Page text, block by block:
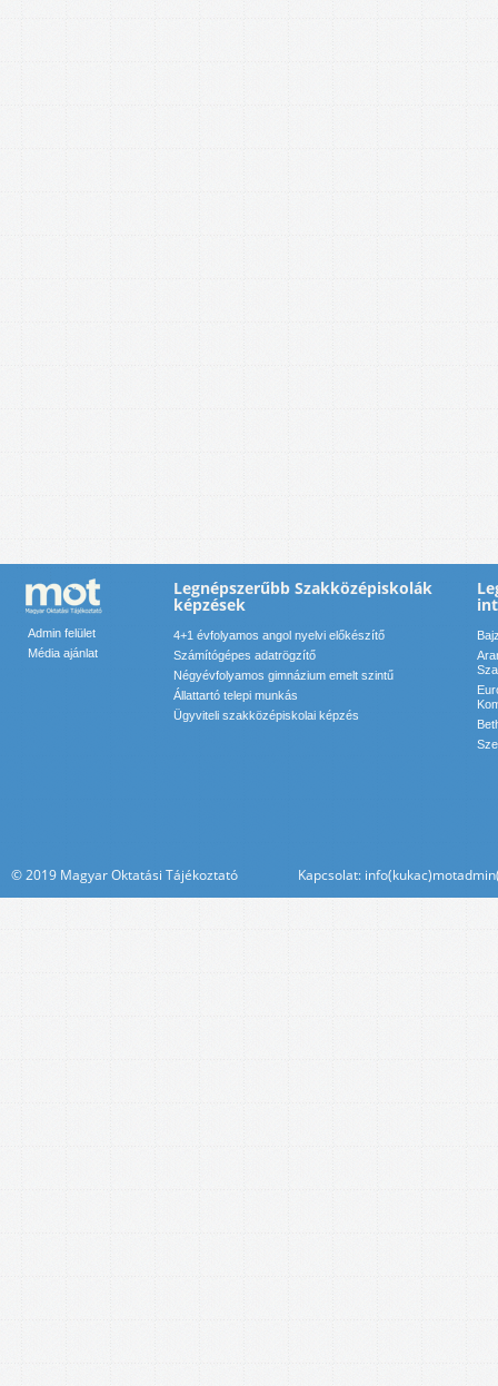
Admin felület
Média ajánlat
Legnépszerűbb Szakközépiskolák
képzések
4+1 évfolyamos angol nyelvi előkészítő
Számítógépes adatrögzítő
Négyévfolyamos gimnázium emelt szintű
Állattartó telepi munkás
Ügyviteli szakközépiskolai képzés
© 2019 Magyar Oktatási Tájékoztató Kapcsolat: